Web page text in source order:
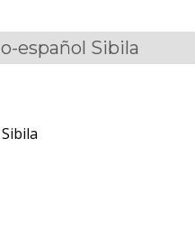
español Sibila